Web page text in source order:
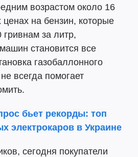
возрастом около 16
на бензин, которые
за литр,
становится все
газобаллонного
всегда помогает
бьет рекорды: топ
электрокаров в Украине
сегодня покупатели